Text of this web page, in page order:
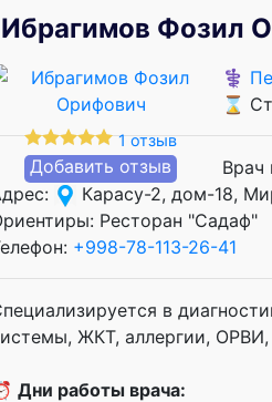
Ибрагимов Фозил
1 отзыв
Добавить отзыв
⚕️
⌛
Врач
Карасу-2, дом-18,
Ресторан "Садаф"
+998-78-113-26-41
в
ЖКТ, аллергии,
Дни работы врача: